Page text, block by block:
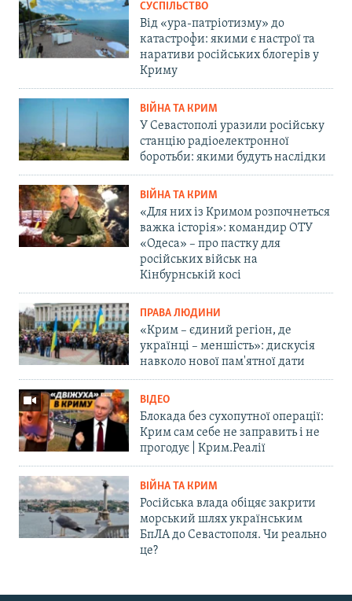
СУСПІЛЬСТВО
Від «ура-патріотизму» до
катастрофи: якими є настрої та
наративи російських блогерів у
Криму
ВІЙНА ТА КРИМ
У Севастополі уразили російську
станцію радіоелектронної
боротьби: якими будуть наслідки
ВІЙНА ТА КРИМ
«Для них із Кримом розпочнеться
важка історія»: командир ОТУ
«Одеса» – про пастку для
російських військ на
Кінбурнській косі
ПРАВА ЛЮДИНИ
«Крим – єдиний регіон, де
українці – меншість»: дискусія
навколо нової пам'ятної дати
ВІДЕО
Блокада без сухопутної операції:
Крим сам себе не заправить і не
прогодує | Крим.Реалії
ВІЙНА ТА КРИМ
Російська влада обіцяє закрити
морський шлях українським
БпЛА до Севастополя. Чи реально
це?